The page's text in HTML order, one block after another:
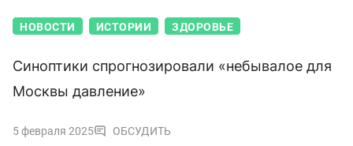
НОВОСТИ ИСТОРИИ ЗДОРОВЬЕ
Синоптики спрогнозировали «небывалое для
Москвы давление»
5 февраля 2025 ОБСУДИТЬ